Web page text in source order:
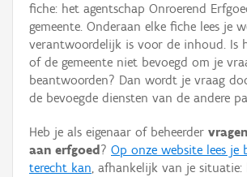
Thema
Gebeurtenis
Persoon of collectief
Hergebruik
fiche: het agentschap Onroerend
gemeente. Onderaan elke fiche lees je
verantwoordelijk is voor de inhoud. Is
of de gemeente niet bevoegd om je
beantwoorden? Dan wordt je vraag
de bevoegde diensten van de andere
Heb je als eigenaar of beheerder
aan erfgoed ? Op onze website lees je
terecht kan, afhankelijk van je situatie: